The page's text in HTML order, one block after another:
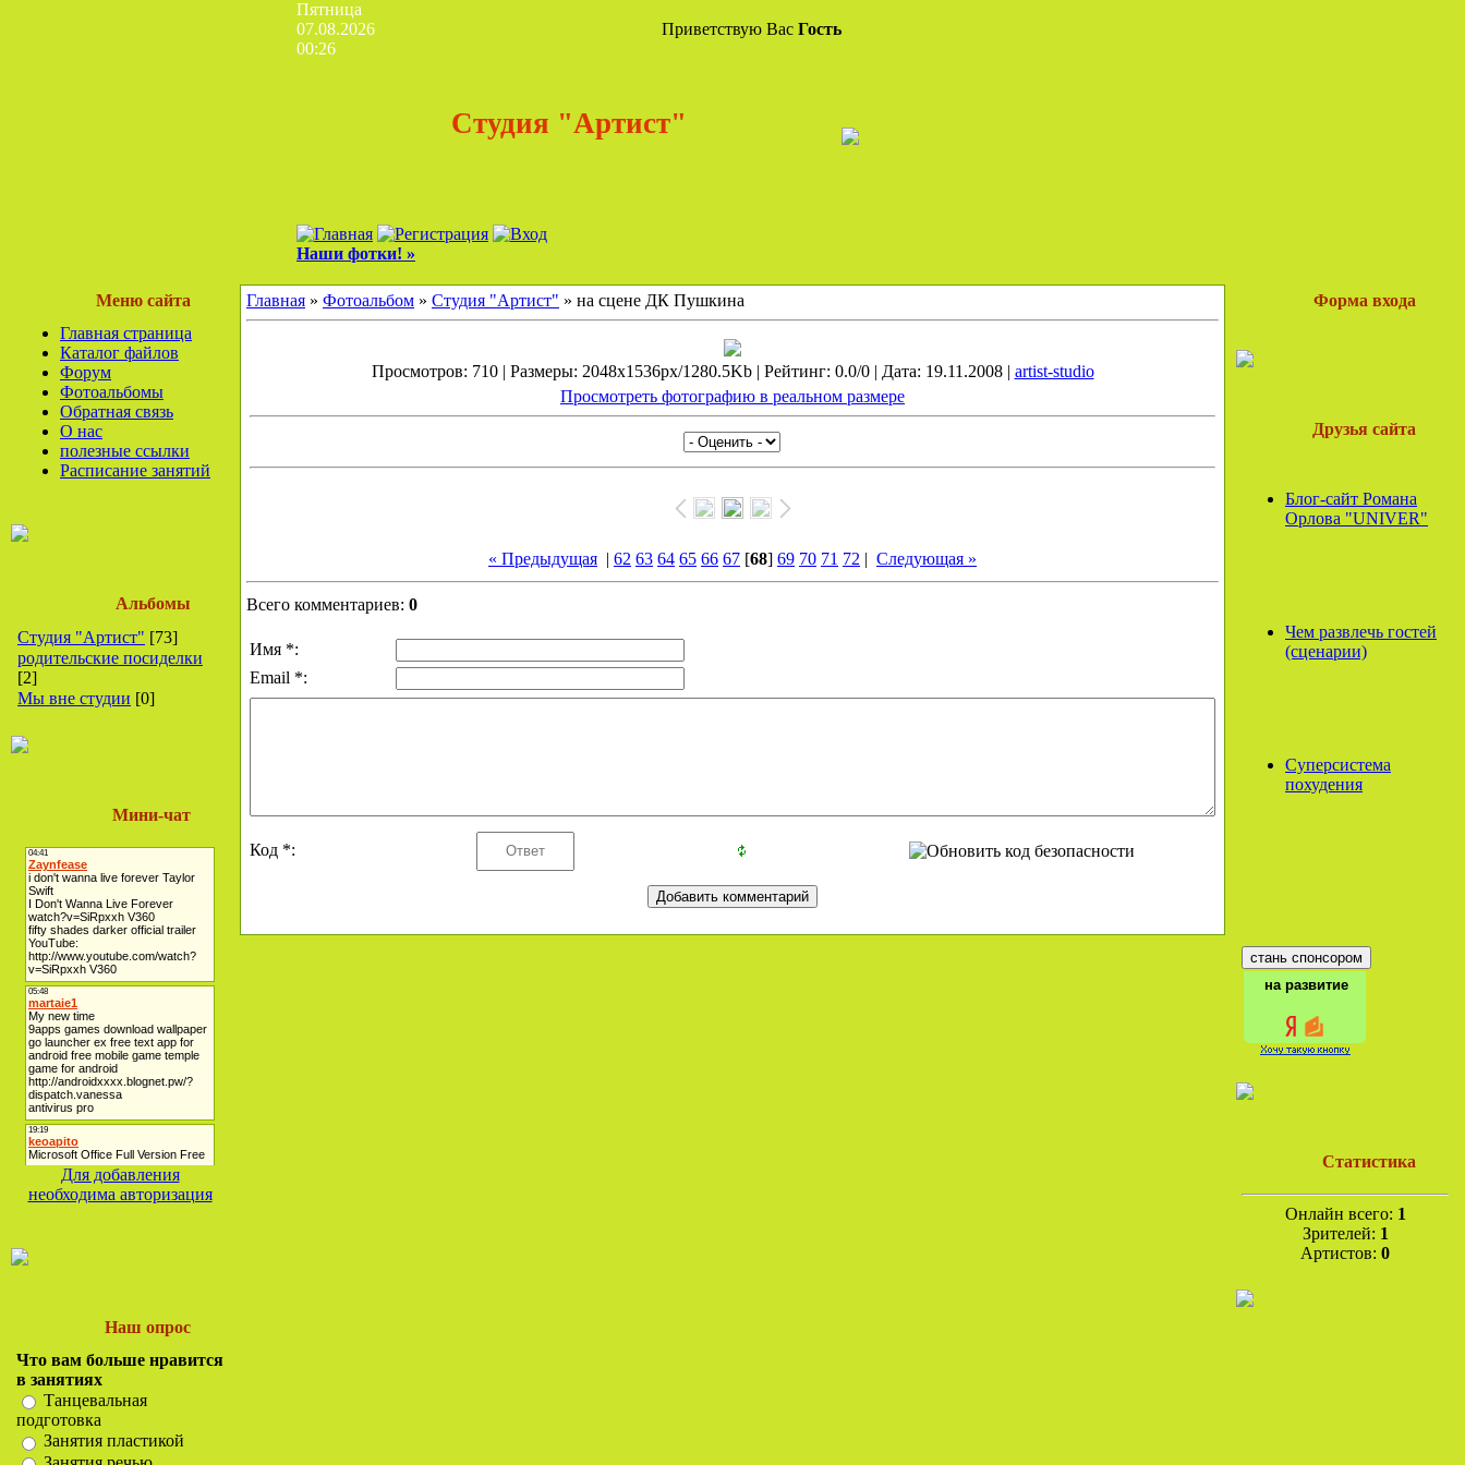
Пятница
07.08.2026
00:26
Приветствую Вас Гость
Студия "Артист"
Наши фотки! »
Меню сайта
Главная страница
Каталог файлов
Форум
Фотоальбомы
Обратная связь
О нас
полезные ссылки
Расписание занятий
Альбомы
Студия "Артист" [73]
родительские посиделки
[2]
Мы вне студии [0]
Мини-чат
Для добавления
необходима авторизация
Наш опрос
Что вам больше нравится
в занятиях
Танцевальная
подготовка
Занятия пластикой
Главная » Фотоальбом » Студия "Артист" » на сцене ДК Пушкина
Просмотров: 710 | Размеры: 2048x1536px/1280.5Kb | Рейтинг: 0.0/0 | Дата: 19.11.2008 | artist-studio
Просмотреть фотографию в реальном размере
« Предыдущая | 62 63 64 65 66 67 [68] 69 70 71 72 | Следующая »
Всего комментариев: 0
Имя *:
Email *:
Код *:
Форма входа
Друзья сайта
Блог-сайт Романа
Орлова "UNIVER"
Чем развлечь гостей
(сценарии)
Суперсистема
похудения
на развитие
Статистика
Онлайн всего: 1
Зрителей: 1
Артистов: 0